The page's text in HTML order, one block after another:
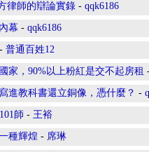
律師的辯論實錄 - qqk6186
幕 - qqk6186
- 普通百姓12
家，90%以上粉紅是交不起房租
進教科書還立銅像，憑什麼？ -
師 - 王裕
種輝煌 - 席琳